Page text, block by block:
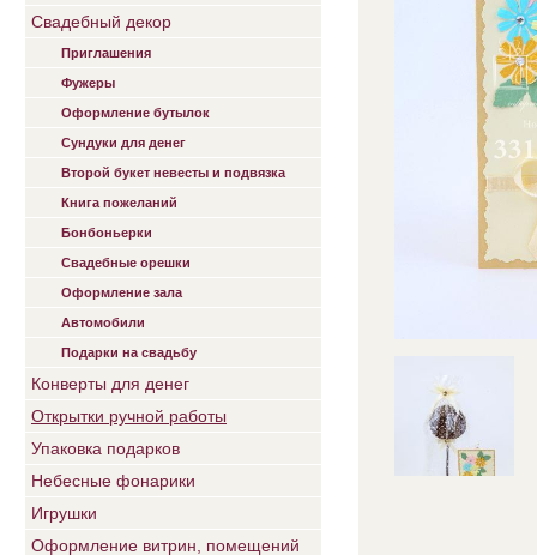
Свадебный декор
Приглашения
Фужеры
Оформление бутылок
Сундуки для денег
Второй букет невесты и подвязка
Книга пожеланий
Бонбоньерки
Свадебные орешки
Оформление зала
Автомобили
Подарки на свадьбу
Конверты для денег
Открытки ручной работы
Упаковка подарков
Небесные фонарики
Игрушки
Оформление витрин, помещений